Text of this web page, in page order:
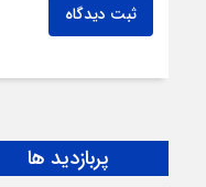
ثبت دیدگاه
پربازدید ها